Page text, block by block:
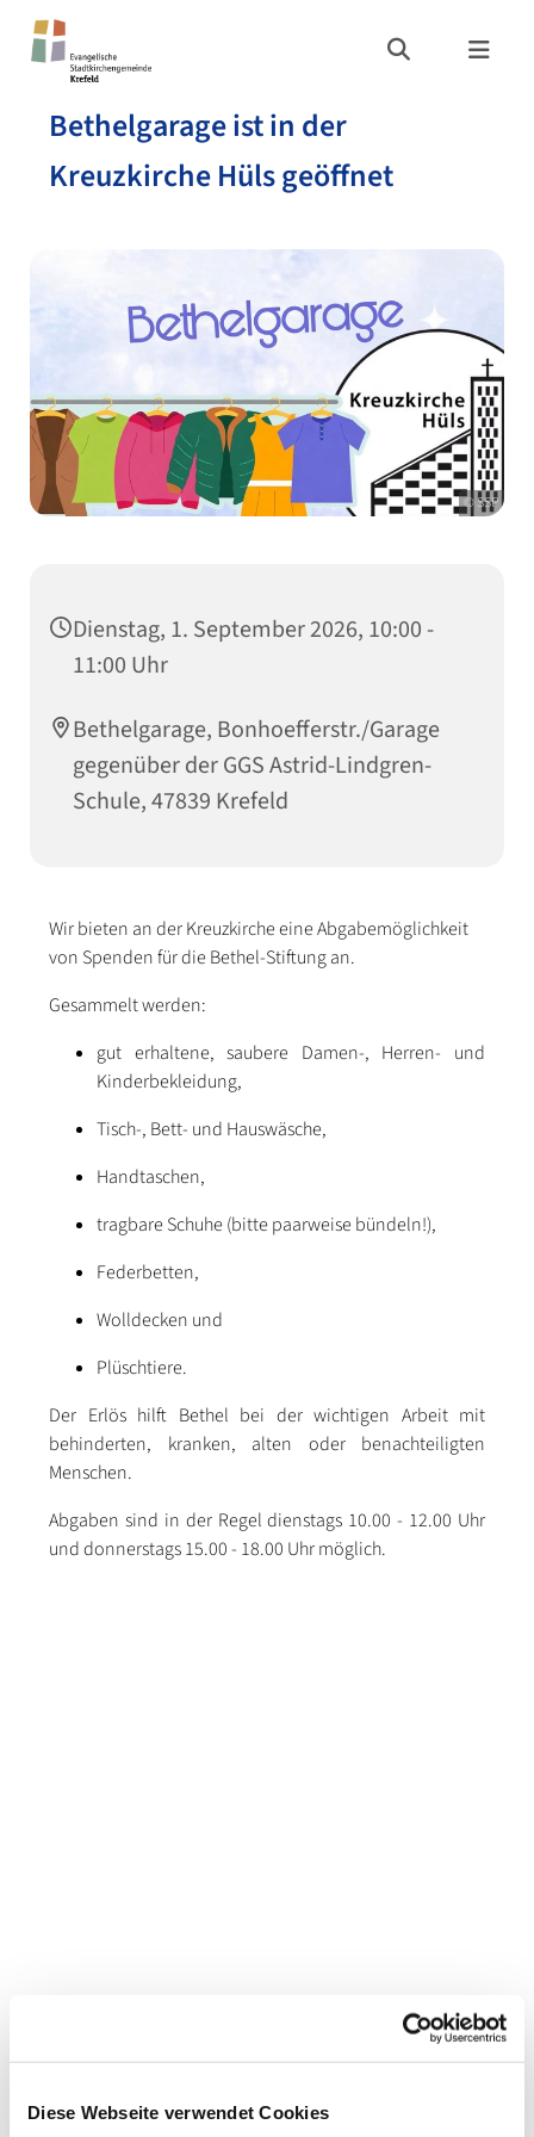
Diese Webseite verwendet Cookies
Bethelgarage ist in der
Kreuzkirche Hüls geöffnet
© SSP
Dienstag, 1. September 2026, 10:00 -
11:00 Uhr
Bethelgarage, Bonhoefferstr./Garage
gegenüber der GGS Astrid-Lindgren-
Schule, 47839 Krefeld
Wir bieten an der Kreuzkirche eine Abgabemöglichkeit
von Spenden für die Bethel-Stiftung an.
Gesammelt werden:
gut erhaltene, saubere Damen-, Herren- und
Kinderbekleidung,
Tisch-, Bett- und Hauswäsche,
Handtaschen,
tragbare Schuhe (bitte paarweise bündeln!),
Federbetten,
Wolldecken und
Plüschtiere.
Der Erlös hilft Bethel bei der wichtigen Arbeit mit
behinderten, kranken, alten oder benachteiligten
Menschen.
Abgaben sind in der Regel dienstags 10.00 - 12.00 Uhr
und donnerstags 15.00 - 18.00 Uhr möglich.
Dies könnte Sie auch